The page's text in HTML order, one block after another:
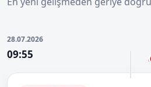
28.07.2026
09:55